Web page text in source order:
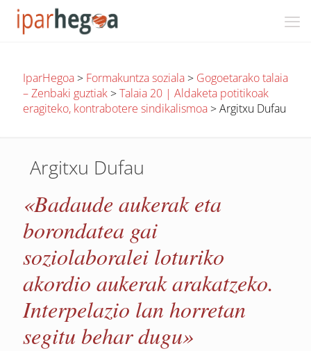
IparHegoa> Formakuntza soziala> Gogoetarako talaia
– Zenbaki guztiak>Talaia 20 | Aldaketa potitikoak
eragiteko, kontrabotere sindikalismoa>Argitxu Dufau
Argitxu Dufau
«Badaude aukerak eta
borondatea gai
soziolaboralei loturiko
akordio aukerak arakatzeko.
Interpelazio lan horretan
segitu behar dugu»